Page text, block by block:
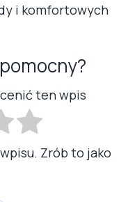
i komfortowych
ten wpis
Zrób to jako